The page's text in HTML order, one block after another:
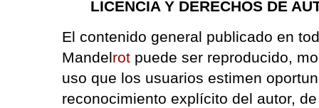
LICENCIA Y DERECHOS DE
El contenido general publicado en
Mandelrot puede ser reproducido,
uso que los usuarios estimen
reconocimiento explícito del autor,